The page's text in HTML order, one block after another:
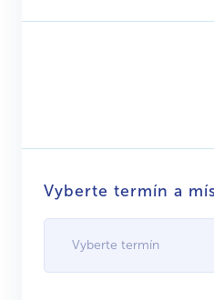
Vyberte termín a
Vyberte termín